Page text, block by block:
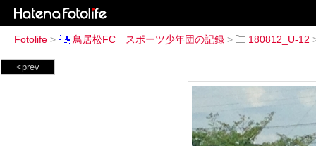
Fotolife > 鳥居松FC スポーツ少年団の記録 > 180812_U-12
<prev